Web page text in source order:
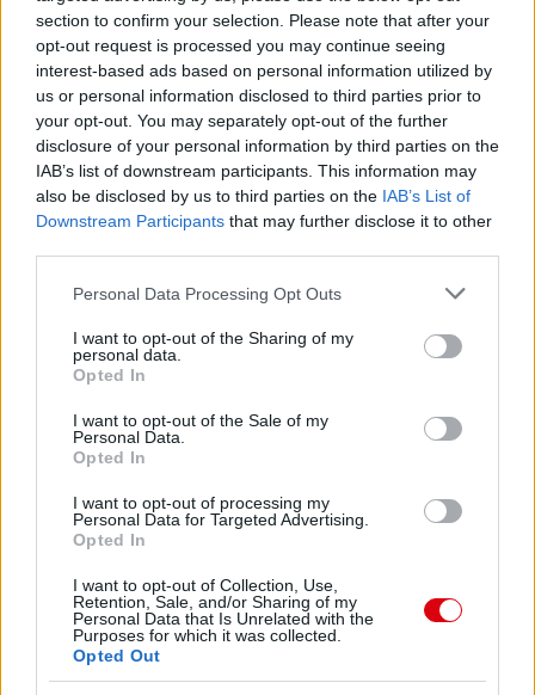
section to confirm your selection. Please note that after your
opt-out request is processed you may continue seeing
interest-based ads based on personal information utilized by
us or personal information disclosed to third parties prior to
your opt-out. You may separately opt-out of the further
disclosure of your personal information by third parties on the
IAB’s list of downstream participants. This information may
also be disclosed by us to third parties on the IAB’s List of
Downstream Participants that may further disclose it to other
Please note that this website/app uses one or more Google
not limited to your visit or usage behaviour. You may click to
grant or deny consent to Google and its third-party tags to
use your data for below specified purposes in below Google
consent section.
Personal Data Processing Opt Outs
I want to opt-out of the Sharing of my
personal data.
Opted In
I want to opt-out of the Sale of my
Personal Data.
Opted In
I want to opt-out of processing my
Personal Data for Targeted Advertising.
Opted In
I want to opt-out of Collection, Use,
Retention, Sale, and/or Sharing of my
Personal Data that Is Unrelated with the
Purposes for which it was collected.
Opted Out
Meccs Center
Leeds UnitedvsManchester
United
Felkészülési szezon 5. mérkőzés
Croke Park, Dublin
2026-08-12 20:30